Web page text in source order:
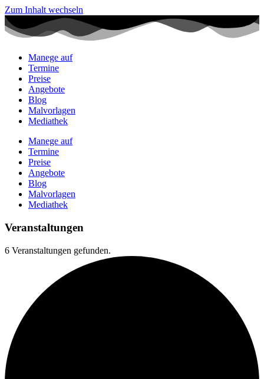
Zum Inhalt wechseln
Manege auf
Termine
Preise
Angebote
Blog
Malvorlagen
Mediathek
Manege auf
Termine
Preise
Angebote
Blog
Malvorlagen
Mediathek
Veranstaltungen
6 Veranstaltungen gefunden.